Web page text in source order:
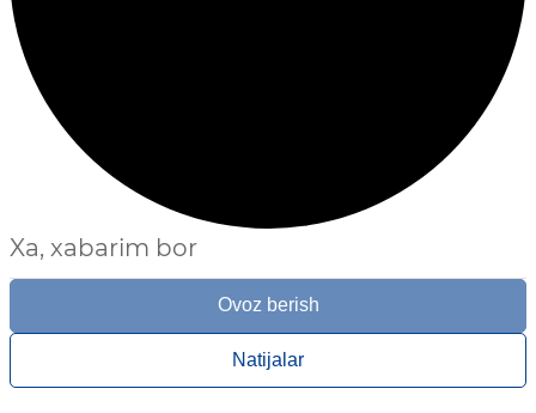
Xa, xabarim bor
Ovoz berish
Natijalar